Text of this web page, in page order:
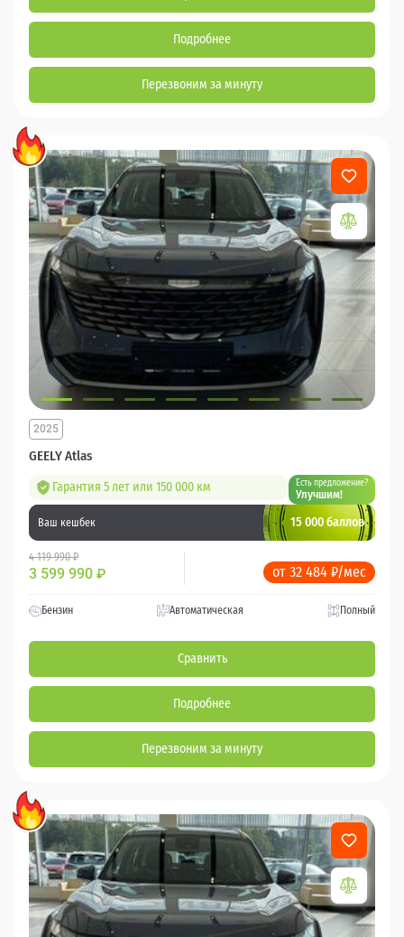
Подробнее
Перезвоним за минуту
GEELY Atlas
2025
Гарантия 5 лет или 150 000 км Есть предложение?
Улучшим!
Ваш кешбек 15 000 баллов
4 119 990 ₽
3 599 990 ₽ от 32 484 ₽/мес
Бензин Автоматическая Полный
Сравнить
Подробнее
Перезвоним за минуту